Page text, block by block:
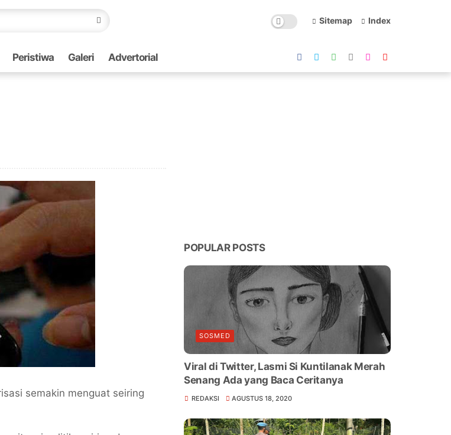
Sitemap Index
Peristiwa Galeri Advertorial
semakin menguat seiring
POPULAR POSTS
SOSMED
Viral di Twitter, Lasmi Si Kuntilanak Merah
Senang Ada yang Baca Ceritanya
REDAKSI AGUSTUS 18, 2020